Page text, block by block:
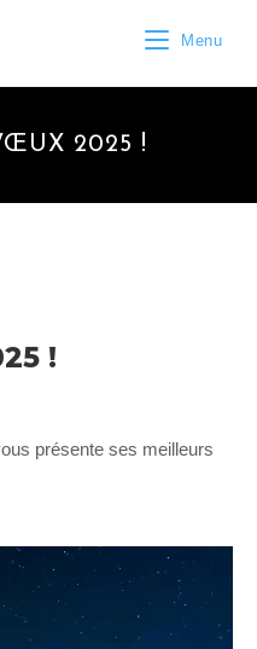
Menu
2025 !
!
présente ses meilleurs